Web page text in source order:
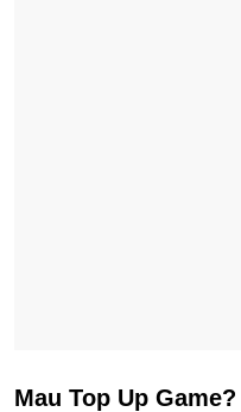
Mau Top Up Game?